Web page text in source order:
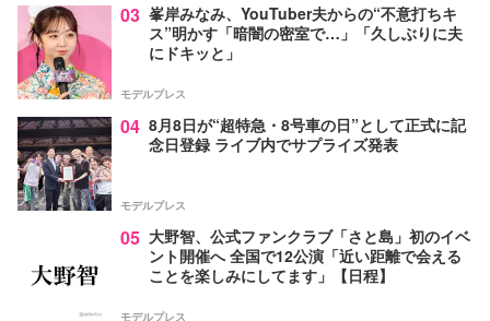
03 峯岸みなみ、YouTuber夫からの“不意打ちキ
ス”明かす「暗闇の密室で…」「久しぶりに夫
にドキッと」
モデルプレス
04 8月8日が“超特急・8号車の日”として正式に記
念日登録 ライブ内でサプライズ発表
モデルプレス
05 大野智、公式ファンクラブ「さと島」初のイベ
ント開催へ 全国で12公演「近い距離で会える
ことを楽しみにしてます」【日程】
モデルプレス